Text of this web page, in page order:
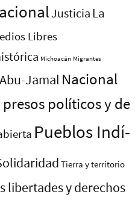
Justicia La
Libres
Michoacán Migrantes
Jamal Nacional
presos polí­ticos y de
Pueblos Indí­
Tierra y territorio
libertades y derechos